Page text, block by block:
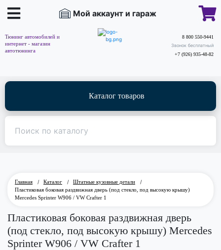
Мой аккаунт и гараж
Тюнинг автомобилей и
интернет - магазин
автотюнинга
8 800 550-9441
Звонок бесплатный
+7 (926) 935-48-82
Каталог товаров
Главная / Каталог / Штатные кузовные детали
/
Пластиковая боковая раздвижная дверь (под стекло, под высокую крышу)
Mercedes Sprinter W906 / VW Crafter 1
Пластиковая боковая раздвижная дверь
(под стекло, под высокую крышу) Mercedes
Sprinter W906 / VW Crafter 1